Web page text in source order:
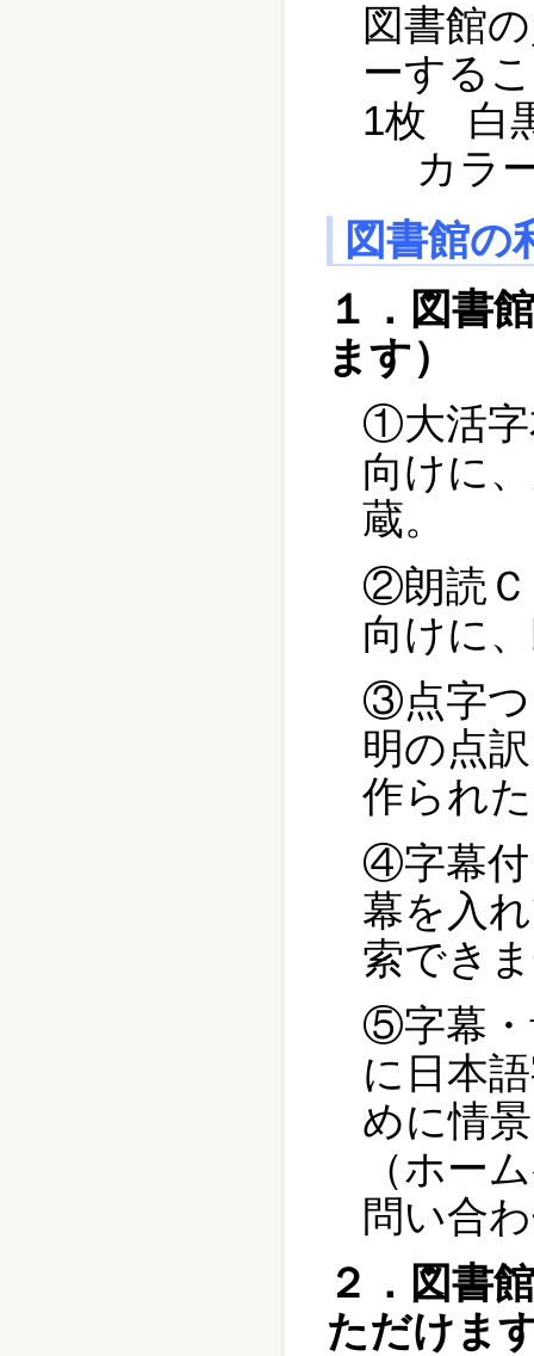
図書館
ーする
1枚
カラ
図書館の
１．図書
ます）
①大活字
向けに
蔵。
②朗読Ｃ
向けに
③点字つ
明の点
作られ
④字幕付
幕を入
索でき
⑤字幕・
に日本
めに情
（ホー
問い合
２．図書
ただけま